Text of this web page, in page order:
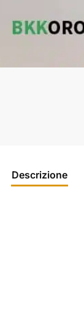
Descrizione